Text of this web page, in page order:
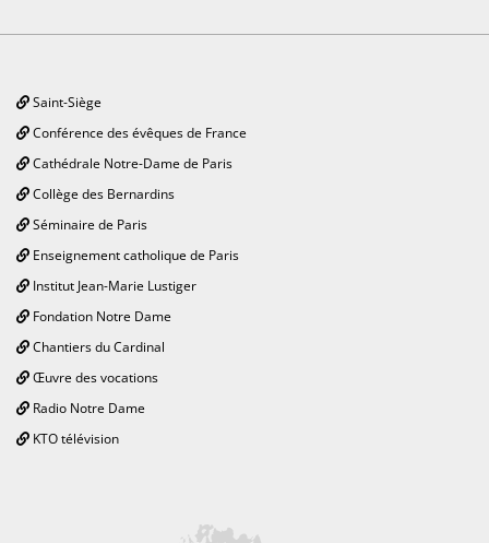
Saint-Siège
Conférence des évêques de France
Cathédrale Notre-Dame de Paris
Collège des Bernardins
Séminaire de Paris
Enseignement catholique de Paris
Institut Jean-Marie Lustiger
Fondation Notre Dame
Chantiers du Cardinal
Œuvre des vocations
Radio Notre Dame
KTO télévision